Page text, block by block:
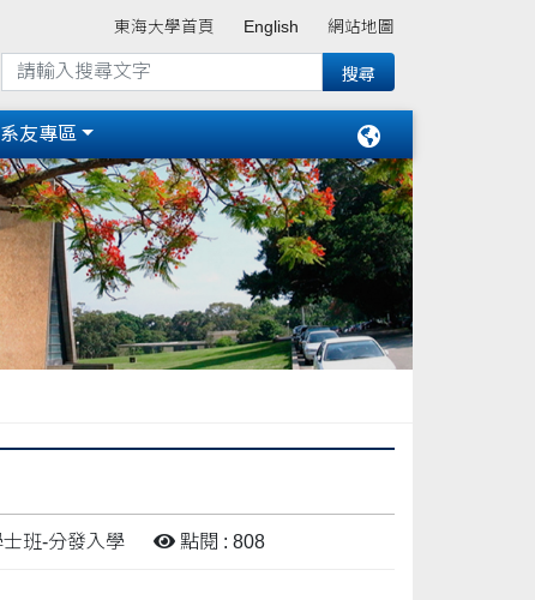
東海大學首頁 English 網站地圖
系友專區
班-分發入學 點閱 : 808